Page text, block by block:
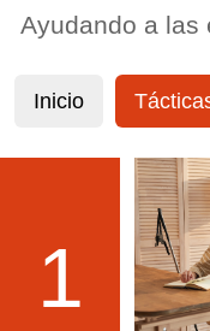
Ayudando a las
Inicio
1